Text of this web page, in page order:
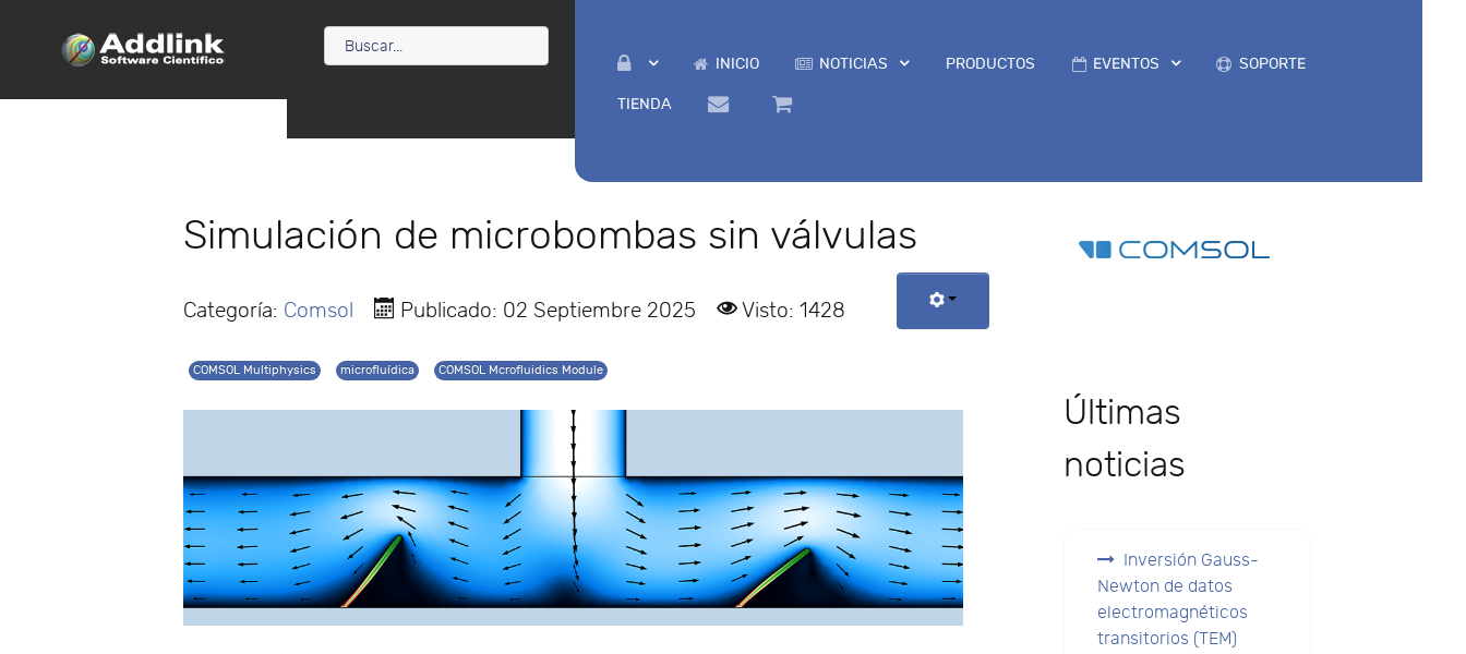
INICIO NOTICIAS PRODUCTOS EVENTOS SOPORTE
TIENDA
Simulación de microbombas sin válvulas
Categoría: Comsol Publicado: 02 Septiembre 2025 Visto: 1428
COMSOL Multiphysics microfluídica COMSOL Mcrofluidics Module
Últimas
noticias
Inversión Gauss-
Newton de datos
electromagnéticos
transitorios (TEM)